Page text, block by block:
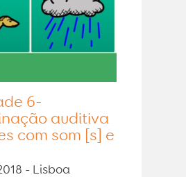
6-
auditiva
com som [s] e
- Lisboa